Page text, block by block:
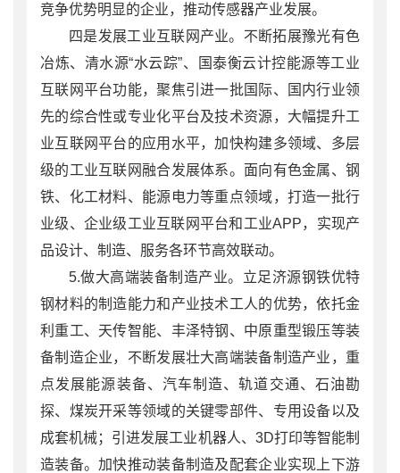
竞争优势明显的企业，推动传感器产业发展。
四是发展工业互联网产业。不断拓展豫光有色
冶炼、清水源“水云踪”、国泰衡云计控能源等工业
互联网平台功能，聚焦引进一批国际、国内行业领
先的综合性或专业化平台及技术资源，大幅提升工
业互联网平台的应用水平，加快构建多领域、多层
级的工业互联网融合发展体系。面向有色金属、钢
铁、化工材料、能源电力等重点领域，打造一批行
业级、企业级工业互联网平台和工业APP，实现产
品设计、制造、服务各环节高效联动。
5.做大高端装备制造产业。立足济源钢铁优特
钢材料的制造能力和产业技术工人的优势，依托金
利重工、天传智能、丰泽特钢、中原重型锻压等装
备制造企业，不断发展壮大高端装备制造产业，重
点发展能源装备、汽车制造、轨道交通、石油勘
探、煤炭开采等领域的关键零部件、专用设备以及
成套机械；引进发展工业机器人、3D打印等智能制
造装备。加快推动装备制造及配套企业实现上下游